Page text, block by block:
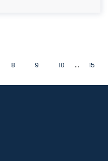
8 9 10 ... 15